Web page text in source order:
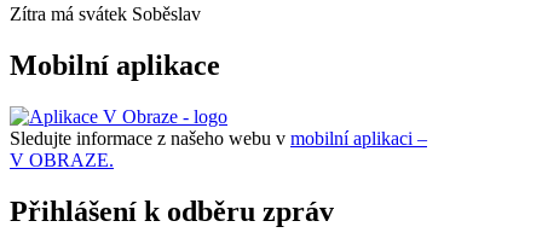
Zítra má svátek Soběslav
Mobilní aplikace
Sledujte informace z našeho webu v mobilní aplikaci –
V OBRAZE.
Přihlášení k odběru zpráv